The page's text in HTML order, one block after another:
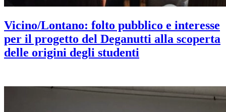
Vicino/Lontano: folto pubblico e interesse
per il progetto del Deganutti alla scoperta
delle origini degli studenti